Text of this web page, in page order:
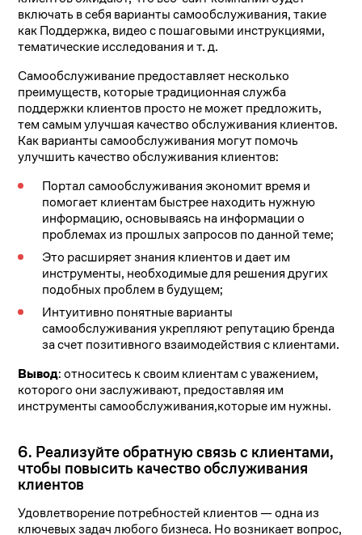
включать в себя варианты самообслуживания, такие
как Поддержка, видео с пошаговыми инструкциями,
тематические исследования и т. д.
Самообслуживание предоставляет несколько
преимуществ, которые традиционная служба
поддержки клиентов просто не может предложить,
тем самым улучшая качество обслуживания клиентов.
Как варианты самообслуживания могут помочь
улучшить качество обслуживания клиентов:
Портал самообслуживания экономит время и
помогает клиентам быстрее находить нужную
информацию, основываясь на информации о
проблемах из прошлых запросов по данной теме;
Это расширяет знания клиентов и дает им
инструменты, необходимые для решения других
подобных проблем в будущем;
Интуитивно понятные варианты
самообслуживания укрепляют репутацию бренда
за счет позитивного взаимодействия с клиентами.
Вывод: относитесь к своим клиентам с уважением,
которого они заслуживают, предоставляя им
инструменты самообслуживания,которые им нужны.
6. Реализуйте обратную связь с клиентами,
чтобы повысить качество обслуживания
клиентов
Удовлетворение потребностей клиентов — одна из
ключевых задач любого бизнеса. Но возникает вопрос,